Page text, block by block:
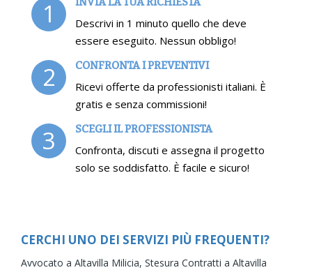
1
Descrivi in 1 minuto quello che deve
essere eseguito. Nessun obbligo!
2 CONFRONTA I PREVENTIVI
Ricevi offerte da professionisti italiani. È
gratis e senza commissioni!
3 SCEGLI IL PROFESSIONISTA
Confronta, discuti e assegna il progetto
solo se soddisfatto. È facile e sicuro!
CERCHI UNO DEI SERVIZI PIÙ FREQUENTI?
Avvocato a Altavilla Milicia, Stesura Contratti a Altavilla